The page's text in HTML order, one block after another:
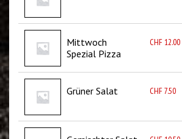
Mittwoch
Spezial Pizza
CHF 12.00
Grüner Salat CHF7.50